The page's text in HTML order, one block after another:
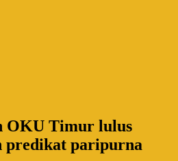
OKU Timur lulus
predikat paripurna